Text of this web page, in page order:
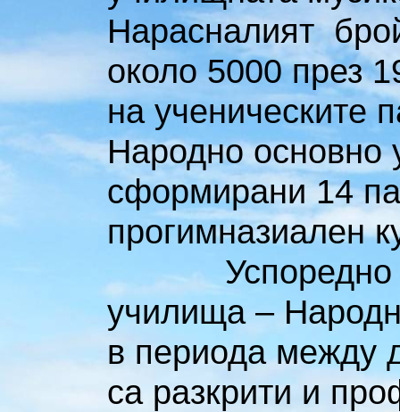
Нарасналият
около 5000 през
на ученическите
Народно основно
сформирани 14
прогимназиален
училища –
в периода между
са разкрити и